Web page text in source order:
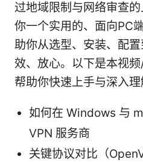
过地域限制与网络审查
你一个实用的、面向PC
助你从选型、安装、配
效、放心。以下是本视频
帮助你快速上手与深入理
如何在 Windows 与
VPN 服务商
关键协议对比（